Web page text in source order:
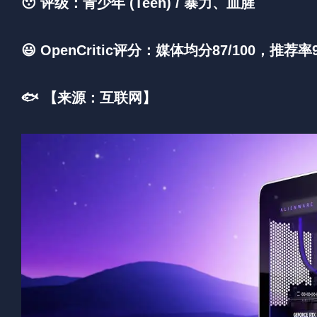
😃 OpenCritic评分：媒体均分87/100，推荐率
🐟 【来源：互联网】